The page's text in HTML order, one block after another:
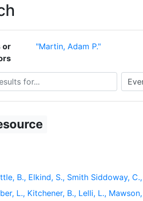
or
"Martin, Adam P."
for...
B., Elkind, S., Smith Siddoway,
L., Kitchener, B., Lelli, L.,